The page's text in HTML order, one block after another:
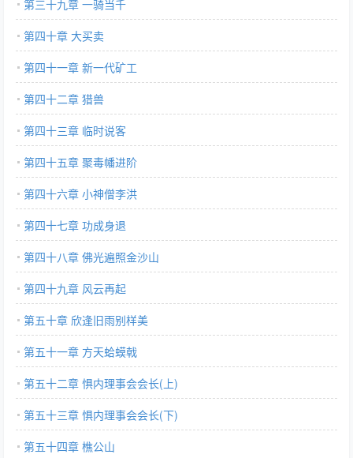
第三十九章 一骑当千
第四十章 大买卖
第四十一章 新一代矿工
第四十二章 猎兽
第四十三章 临时说客
第四十五章 聚毒幡进阶
第四十六章 小神僧李洪
第四十七章 功成身退
第四十八章 佛光遍照金沙山
第四十九章 风云再起
第五十章 欣逢旧雨别样美
第五十一章 方天蛤蟆戟
第五十二章 惧内理事会会长(上)
第五十三章 惧内理事会会长(下)
第五十四章 樵公山